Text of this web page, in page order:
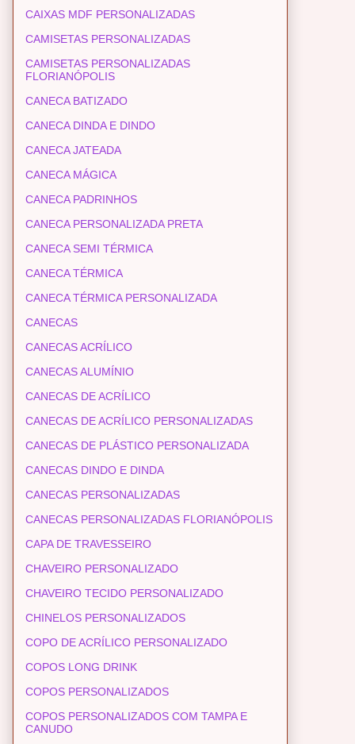
CAIXAS MDF PERSONALIZADAS
CAMISETAS PERSONALIZADAS
CAMISETAS PERSONALIZADAS
FLORIANÓPOLIS
CANECA BATIZADO
CANECA DINDA E DINDO
CANECA JATEADA
CANECA MÁGICA
CANECA PADRINHOS
CANECA PERSONALIZADA PRETA
CANECA SEMI TÉRMICA
CANECA TÉRMICA
CANECA TÉRMICA PERSONALIZADA
CANECAS
CANECAS ACRÍLICO
CANECAS ALUMÍNIO
CANECAS DE ACRÍLICO
CANECAS DE ACRÍLICO PERSONALIZADAS
CANECAS DE PLÁSTICO PERSONALIZADA
CANECAS DINDO E DINDA
CANECAS PERSONALIZADAS
CANECAS PERSONALIZADAS FLORIANÓPOLIS
CAPA DE TRAVESSEIRO
CHAVEIRO PERSONALIZADO
CHAVEIRO TECIDO PERSONALIZADO
CHINELOS PERSONALIZADOS
COPO DE ACRÍLICO PERSONALIZADO
COPOS LONG DRINK
COPOS PERSONALIZADOS
COPOS PERSONALIZADOS COM TAMPA E
CANUDO